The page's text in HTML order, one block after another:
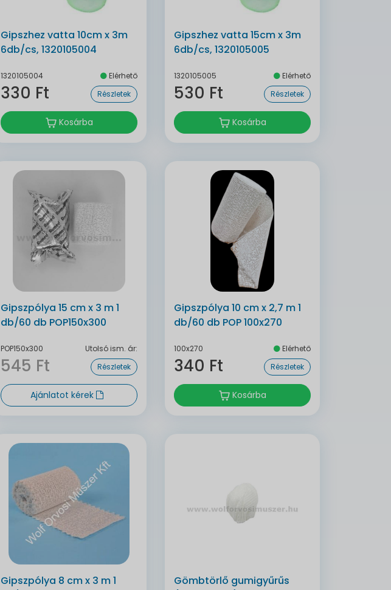
Gipszhez vatta 10cm x 3m
6db/cs, 1320105004
1320105004 Elérhető
330 Ft Részletek
Kosárba
Gipszhez vatta 15cm x 3m
6db/cs, 1320105005
1320105005 Elérhető
530 Ft Részletek
Kosárba
Gipszpólya 15 cm x 3 m 1
db/60 db POP150x300
POP150x300 Utolsó ism. ár:
545 Ft Részletek
Ajánlatot kérek
Gipszpólya 10 cm x 2,7 m 1
db/60 db POP 100x270
100x270 Elérhető
340 Ft Részletek
Kosárba
Gipszpólya 8 cm x 3 m 1
Gömbtörlő gumigyűrűs